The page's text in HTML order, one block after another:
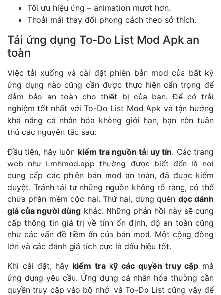
Tối ưu hiệu ứng – animation mượt hơn.
Thoải mái thay đổi phong cách theo sở thích.
Tải ứng dụng To-Do List Mod Apk an
toàn
Việc tải xuống và cài đặt phiên bản mod của bất kỳ
ứng dụng nào cũng cần được thực hiện cẩn trọng để
đảm bảo an toàn cho thiết bị của bạn. Để có trải
nghiệm tốt nhất với To-Do List Mod Apk và tận hưởng
khả năng cá nhân hóa không giới hạn, bạn nên tuân
thủ các nguyên tắc sau:
Đầu tiên, hãy luôn kiểm tra nguồn tải uy tín. Các trang
web như Lmhmod.app thường được biết đến là nơi
cung cấp các phiên bản mod an toàn, đã được kiểm
duyệt. Tránh tải từ những nguồn không rõ ràng, có thể
chứa phần mềm độc hại. Thứ hai, đừng quên đọc đánh
giá của người dùng khác. Những phản hồi này sẽ cung
cấp thông tin giá trị về tính ổn định, độ an toàn cũng
như các vấn đề tiềm ẩn của bản mod. Một cộng đồng
lớn và các đánh giá tích cực là dấu hiệu tốt.
Khi cài đặt, hãy kiểm tra kỹ các quyền truy cập mà
ứng dụng yêu cầu. Ứng dụng cá nhân hóa thường cần
quyền truy cập vào bộ nhớ, và To-Do List cũng vậy để